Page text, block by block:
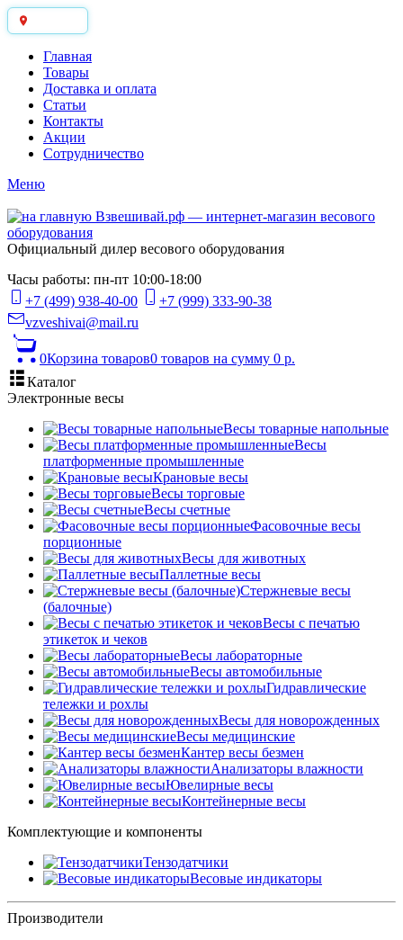
Главная
Товары
Доставка и оплата
Статьи
Контакты
Акции
Сотрудничество
Меню
Официальный дилер весового оборудования
Часы работы: пн-пт 10:00-18:00
+7 (499) 938-40-00
+7 (999) 333-90-38
vzveshivai@mail.ru
0Корзина товаров0 товаров на сумму 0 р.
Каталог
Электронные весы
Весы товарные напольные
Весы
платформенные промышленные
Крановые весы
Весы торговые
Весы счетные
Фасовочные весы
порционные
Весы для животных
Паллетные весы
Стержневые весы
(балочные)
Весы c печатью
этикеток и чеков
Весы лабораторные
Весы автомобильные
Гидравлические
тележки и рохлы
Весы для новорожденных
Весы медицинские
Кантер весы безмен
Анализаторы влажности
Ювелирные весы
Контейнерные весы
Комплектующие и компоненты
Тензодатчики
Весовые индикаторы
Производители